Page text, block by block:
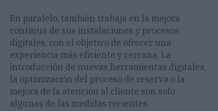
En paralelo, también trabaja en la mejora
continua de sus instalaciones y procesos
digitales, con el objetivo de ofrecer una
experiencia más eficiente y cercana. La
introducción de nuevas herramientas digitales,
la optimización del proceso de reserva o la
mejora de la atención al cliente son solo
algunas de las medidas recientes.